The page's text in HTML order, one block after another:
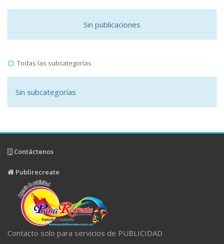
Sin publicaciones
Todas las subcategorías
Sin subcategorías
Contáctenos
Publirecreate
Contacto solo para servicios de PUBLICIDAD